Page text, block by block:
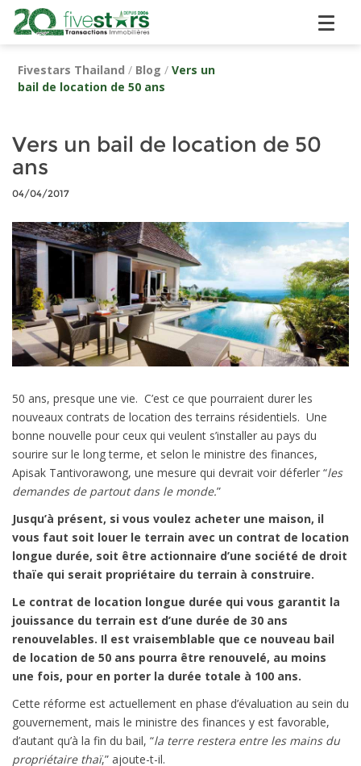
Fivestars Thailand / Blog /Vers un
bail de location de 50 ans
Vers un bail de location de 50
ans
04/04/2017
50 ans, presque une vie. C’est ce que pourraient durer les
nouveaux contrats de location des terrains résidentiels. Une
bonne nouvelle pour ceux qui veulent s’installer au pays du
sourire sur le long terme, et selon le ministre des finances,
Apisak Tantivorawong, une mesure qui devrait voir déferler “les
demandes de partout dans le monde.”
Jusqu’à présent, si vous voulez acheter une maison, il
vous faut soit louer le terrain avec un contrat de location
longue durée, soit être actionnaire d’une société de droit
thaïe qui serait propriétaire du terrain à construire.
Le contrat de location longue durée qui vous garantit la
jouissance du terrain est d’une durée de 30 ans
renouvelables. Il est vraisemblable que ce nouveau bail
de location de 50 ans pourra être renouvelé, au moins
une fois, pour en porter la durée totale à 100 ans.
Cette réforme est actuellement en phase d’évaluation au sein du
gouvernement, mais le ministre des finances y est favorable,
d’autant qu’à la fin du bail, “la terre restera entre les mains du
propriétaire thaï,” ajoute-t-il.